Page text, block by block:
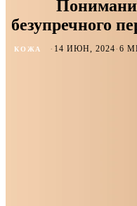
безупречного
КОЖА · 14 ИЮН, 2024· 6